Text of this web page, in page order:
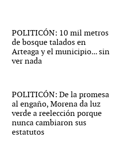
POLITICÓN: 10 mil metros
de bosque talados en
Arteaga y el municipio... sin
ver nada
POLITICÓN: De la promesa
al engaño, Morena da luz
verde a reelección porque
nunca cambiaron sus
estatutos